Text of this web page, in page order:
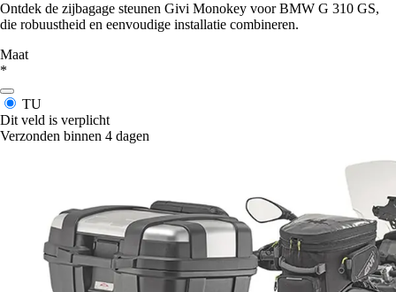
Ontdek de zijbagage steunen Givi Monokey voor BMW G 310 GS,
die robuustheid en eenvoudige installatie combineren.
Maat
*
TU
Dit veld is verplicht
Verzonden binnen 4 dagen